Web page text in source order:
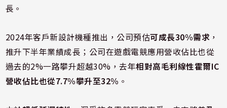
長。
2024年客戶新設計機種推出，公司預估可成長30%需求 ，
推升下半年業績成長；公司在遊戲電競應用營收佔比也從
過去的2%一路攀升超越30%，去年相對高毛利線性霍爾IC
營收佔比也從7.7%攀升至32% 。